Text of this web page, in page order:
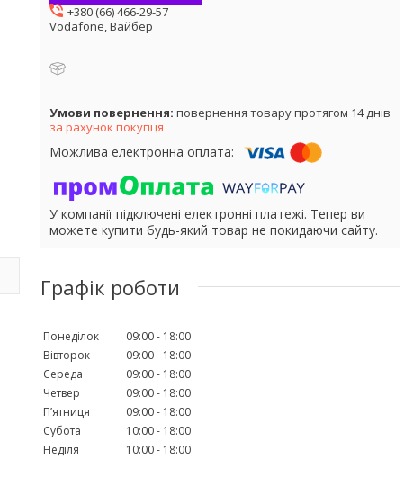
+380 (66) 466-29-57
Vodafone, Вайбер
повернення товару протягом 14 днів
за рахунок покупця
У компанії підключені електронні платежі. Тепер ви
можете купити будь-який товар не покидаючи сайту.
Графік роботи
Понеділок 09:00
18:00
Вівторок
09:00
18:00
Середа
09:00
18:00
Четвер
09:00
18:00
Пʼятниця
09:00
18:00
Субота
10:00
18:00
Неділя
10:00 18:00